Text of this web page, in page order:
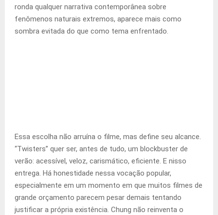
ronda qualquer narrativa contemporânea sobre
fenômenos naturais extremos, aparece mais como
sombra evitada do que como tema enfrentado.
Essa escolha não arruína o filme, mas define seu alcance.
“Twisters” quer ser, antes de tudo, um blockbuster de
verão: acessível, veloz, carismático, eficiente. E nisso
entrega. Há honestidade nessa vocação popular,
especialmente em um momento em que muitos filmes de
grande orçamento parecem pesar demais tentando
justificar a própria existência. Chung não reinventa o